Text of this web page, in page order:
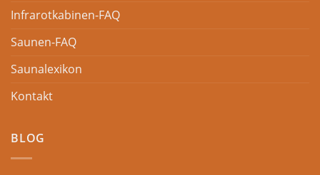
Infrarotkabinen-FAQ
Saunen-FAQ
Saunalexikon
Kontakt
BLOG